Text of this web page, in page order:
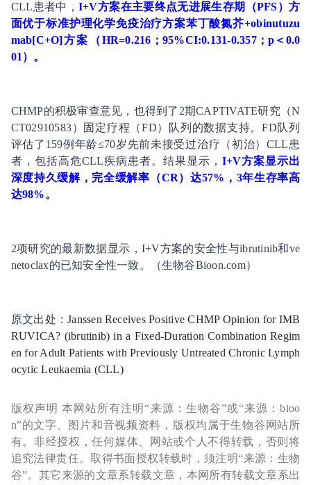
CLL患者中， I+V方案在主要终点无进展生存期（PFS）方
面优于标准护理化学免疫治疗方案苯丁酸氮芥+obinutuzu
mab[C+O]方案（HR=0.216；95%CI:0.131-0.357；p＜0.0
01）。
CHMP的积极审查意见，也得到了2期CAPTIVATE研究（N
CT02910583）固定疗程（FD）队列的数据支持。FD队列
评估了159例年龄≤70岁先前未接受过治疗（初治）CLL患
者，包括高危CLL疾病患者。结果显示， I+V方案显示出
深度持久缓解，完全缓解率（CR）达57%，3年生存率高
达98%。
2项研究的最新数据显示，I+V方案的安全性与ibrutinib和ve
netoclax的已知安全性一致。（生物谷Bioon.com）
原文出处：Janssen Receives Positive CHMP Opinion for IMB
RUVICA? (ibrutinib) in a Fixed-Duration Combination Regim
en for Adult Patients with Previously Untreated Chronic Lymph
ocytic Leukaemia (CLL)
版权声明 本网站所有注明“来源：生物谷”或“来源：bioo
n”的文字、图片和音视频资料，版权均属于生物谷网站所
有。非经授权，任何媒体、网站或个人不得转载，否则将
追究法律责任。取得书面授权转载时，须注明“来源：生物
谷”。其它来源的文章系转载文章，本网所有转载文章系出